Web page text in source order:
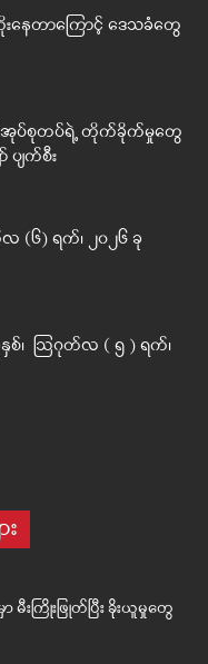
နေတာကြောင့် ဒေသခံတွေ
အုပ်စုတပ်ရဲ့ တိုက်ခိုက်မှုတွေ
ျက်စီး
(၆) ရက်၊ ၂၀၂၆ ခု
နှစ်၊ ဩဂုတ်လ ( ၅ ) ရက်၊
မီးကြိုးဖြုတ်ပြီး ခိုးယူမှုတွေ